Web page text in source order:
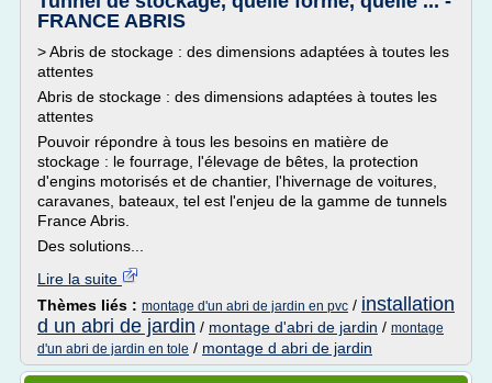
FRANCE ABRIS
> Abris de stockage : des dimensions adaptées à toutes les
attentes
Abris de stockage : des dimensions adaptées à toutes les
attentes
Pouvoir répondre à tous les besoins en matière de
stockage : le fourrage, l'élevage de bêtes, la protection
d'engins motorisés et de chantier, l'hivernage de voitures,
caravanes, bateaux, tel est l'enjeu de la gamme de tunnels
France Abris.
Des solutions...
Lire la suite
Thèmes liés : montage d'un abri de jardin en pvc / installation
d un abri de jardin / montage d'abri de jardin / montage
d'un abri de jardin en tole / montage d abri de jardin